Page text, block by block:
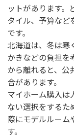
ットがあります。
タイル、予算など
です。
北海道は、冬は寒
かきなどの負担を
から離れると、公
合があります。
マイホーム購入は
ない選択をするた
際にモデルルーム
す。